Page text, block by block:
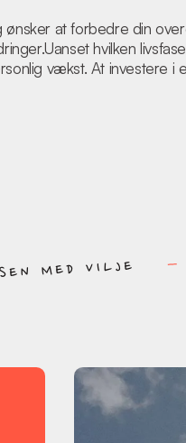
at forbedre din
hvilken
vækst. At investere i
MED VILJE